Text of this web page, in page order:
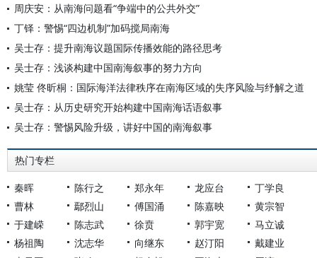
周庆安：从南海问题看“争端中的公共外交”
丁铎：警惕“四边机制”加码搅局南海
吴士存：提升南海议题国际传播效能的路径思考
吴士存：浅谈构建中国南海叙事的努力方向
姚莹 佟昕桐：国际海洋法律秩序在南海区域的失序风险与纾解之道
吴士存：从历史研究开始构建中国南海话语叙事
吴士存：警惕风险升级，讲好中国的南海叙事
热门专栏
秦晖 陈行之 郑永年 龙应台
丁学良
曹林
鄢烈山 傅国涌 陈嘉映
黄宗智
于建嵘
陈志武 徐贲 郭宇宽
马立诚
杨祖陶
沈志华 向继东 赵汀阳
戴建业